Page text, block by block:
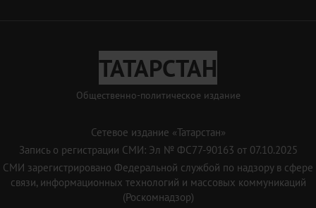
ТАТАРСТАН
Общественно-политическое издание
Сетевое издание «Татарстан»
Запись о регистрации СМИ: Эл № ФС77-90163 от 07.10.2025
СМИ зарегистрировано Федеральной службой по надзору в сфере
связи, информационных технологий и массовых коммуникаций
(Роскомнадзор)